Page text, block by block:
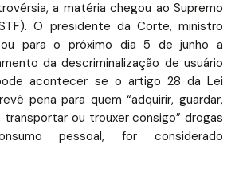
a matéria chegou ao Supremo
O presidente da Corte, ministro
para o próximo dia 5 de junho a
da descriminalização de usuário
acontecer se o artigo 28 da Lei
pena para quem “adquirir, guardar,
ou trouxer consigo” drogas
pessoal, for considerado